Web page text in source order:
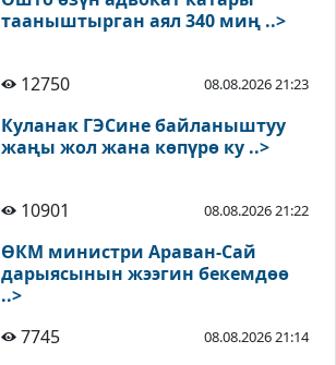
тааныштырган аял 340 миң ..>
12750 08.08.2026 21:23
Куланак ГЭСине байланыштуу
жаңы жол жана көпүрө ку ..>
10901 08.08.2026 21:22
ӨКМ министри Араван-Сай
дарыясынын жээгин бекемдөө
..>
7745
08.08.2026 21:14